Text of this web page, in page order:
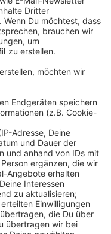
der Arbeiten ist
zudem der
Rath und
sind
Sommer starten. -
in Rath
trotz der
werden. Diese
Die